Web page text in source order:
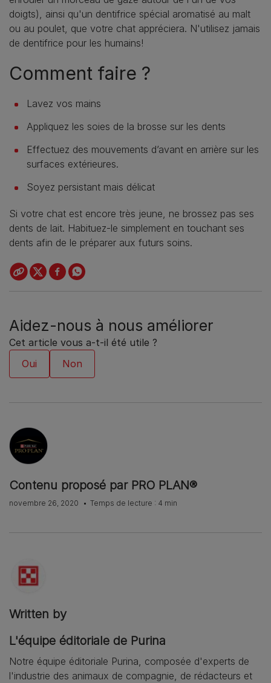
doigts), ainsi qu'un dentifrice spécial aromatisé au malt
ou au poulet, que votre chat appréciera. N'utilisez jamais
de dentifrice pour les humains!
Comment faire ?
Lavez vos mains
Appliquez les soies de la brosse sur les dents
Effectuez des mouvements d’avant en arrière sur les
surfaces extérieures.
Soyez persistant mais délicat
Si votre chat est encore très jeune, ne brossez pas ses
dents de lait. Habituez-le simplement en touchant ses
dents afin de le préparer aux futurs soins.
Aidez-nous à nous améliorer
Cet article vous a-t-il été utile ?
Contenu proposé par PRO PLAN®
novembre 26, 2020 Temps de lecture : 4 min
Written by
L'équipe éditoriale de Purina
Notre équipe éditoriale Purina, composée d'experts de
l'industrie des animaux de compagnie, de rédacteurs et